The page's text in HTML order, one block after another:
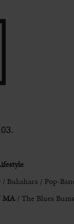
/ Bukahara / Pop-
MA / The Blues